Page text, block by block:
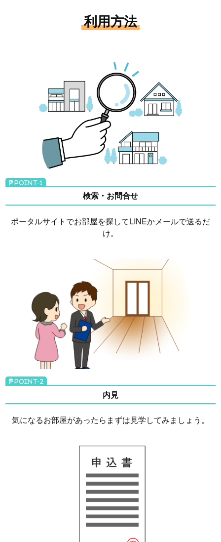
利用方法
検索・お問合せ
ポータルサイトでお部屋を探してLINEかメールで送るだ
け。
内見
気になるお部屋があったらまずは見学してみましょう。